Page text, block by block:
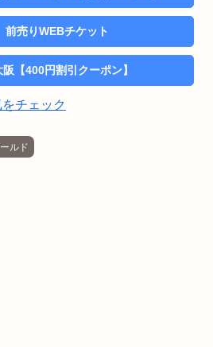
売りWEBチケット
【400円割引クーポン】
チェック
ルド